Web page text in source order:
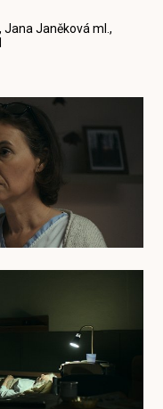
,Jana Janěková ml.,